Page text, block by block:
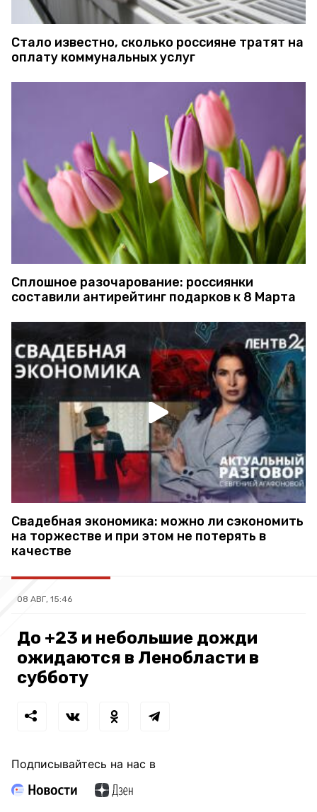
Стало известно, сколько россияне тратят на
оплату коммунальных услуг
Сплошное разочарование: россиянки
составили антирейтинг подарков к 8 Марта
Свадебная экономика: можно ли сэкономить
на торжестве и при этом не потерять в
качестве
08 АВГ, 15:46
До +23 и небольшие дожди
ожидаются в Ленобласти в
субботу
Подписывайтесь на нас в